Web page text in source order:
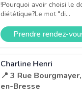
!Pourquoi avoir choisi le
diététique?Le mot "di...
Prendre rendez-
Charline Henri
📍 3 Rue
en-Bresse